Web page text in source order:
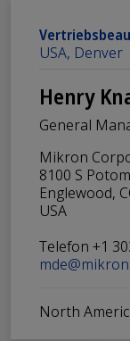
USA, Denver
Henry
General
Mikron
8100 S
Englewood,
USA
Telefon +1
North